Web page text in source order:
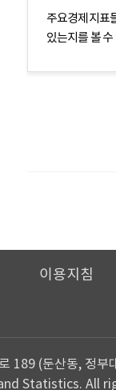
주요경제지표
있는지를 볼
이용지침
189 (둔산동, 정부
Statistics. All